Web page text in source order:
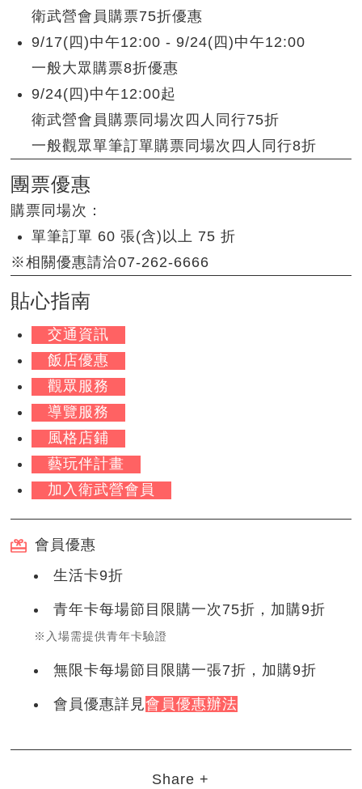
衛武營會員購票75折優惠
9/17(四)中午12:00 - 9/24(四)中午12:00
一般大眾購票8折優惠
9/24(四)中午12:00起
衛武營會員購票同場次四人同行75折
一般觀眾單筆訂單購票同場次四人同行8折
團票優惠
購票同場次：
單筆訂單 60 張(含)以上 75 折
※相關優惠請洽07-262-6666
貼心指南
交通資訊
飯店優惠
觀眾服務
導覽服務
風格店鋪
藝玩伴計畫
加入衛武營會員
會員優惠
生活卡9折
青年卡每場節目限購一次75折，加購9折
※入場需提供青年卡驗證
無限卡每場節目限購一張7折，加購9折
會員優惠詳見會員優惠辦法
Share +